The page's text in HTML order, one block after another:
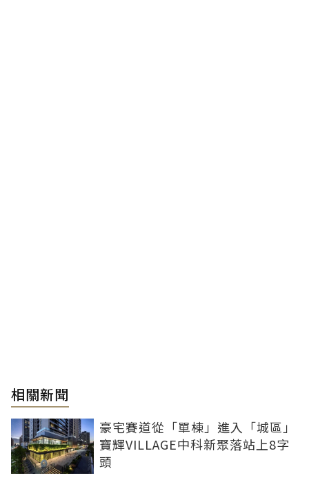
相關新聞
豪宅賽道從「單棟」進入「城區」
寶輝VILLAGE中科新聚落站上8字
頭